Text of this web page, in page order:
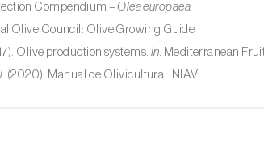
Compendium –Olea europaea
Olive Council: Olive Growing Guide
Olive production systems. In: Mediterranean
(2020). Manual de Olivicultura. INIAV